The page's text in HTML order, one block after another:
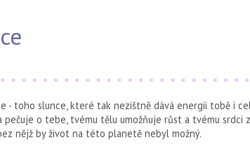
- toho slunce, které tak nezištně dává energii tobě i
o tebe, tvému tělu umožňuje růst a tvému srdci
nějž by život na této planetě nebyl možný.